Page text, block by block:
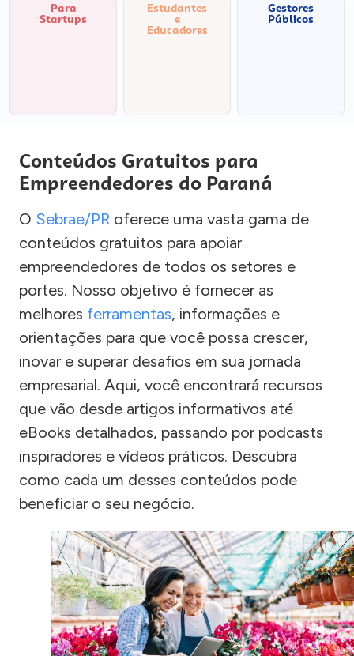
Para
Startups
Estudantes
e
Educadores
Gestores
Públicos
Conteúdos Gratuitos para
Empreendedores do Paraná
O Sebrae/PR oferece uma vasta gama de
conteúdos gratuitos para apoiar
empreendedores de todos os setores e
portes. Nosso objetivo é fornecer as
melhores ferramentas, informações e
orientações para que você possa crescer,
inovar e superar desafios em sua jornada
empresarial. Aqui, você encontrará recursos
que vão desde artigos informativos até
eBooks detalhados, passando por podcasts
inspiradores e vídeos práticos. Descubra
como cada um desses conteúdos pode
beneficiar o seu negócio.